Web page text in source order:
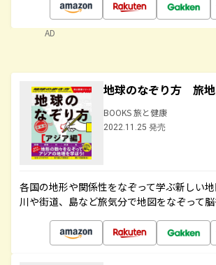
AD
地球のなぞり方 旅
BOOKS 旅と健康
2022.11.25 発売
各国の地形や関係性をなぞって学ぶ新しい地
川や街道、島など旅気分で地図をなぞって脳